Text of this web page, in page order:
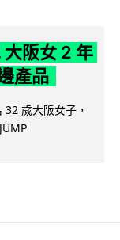
阪女 2 年
產品
歲大阪女子，